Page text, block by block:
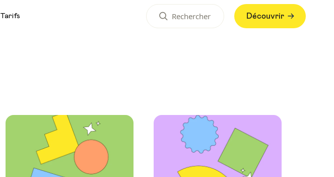
Tarifs Découvrir